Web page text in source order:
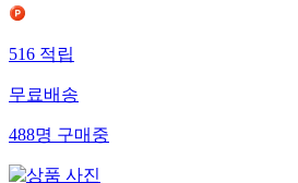
516적립
무료배송
488명구매중